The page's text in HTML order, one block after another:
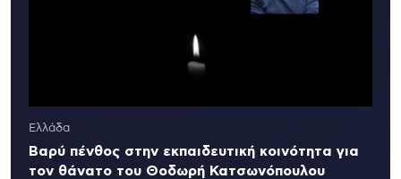
Ελλάδα
Βαρύ πένθος στην εκπαιδευτική κοινότητα για
τον θάνατο του Θοδωρή Κατσωνόπουλου